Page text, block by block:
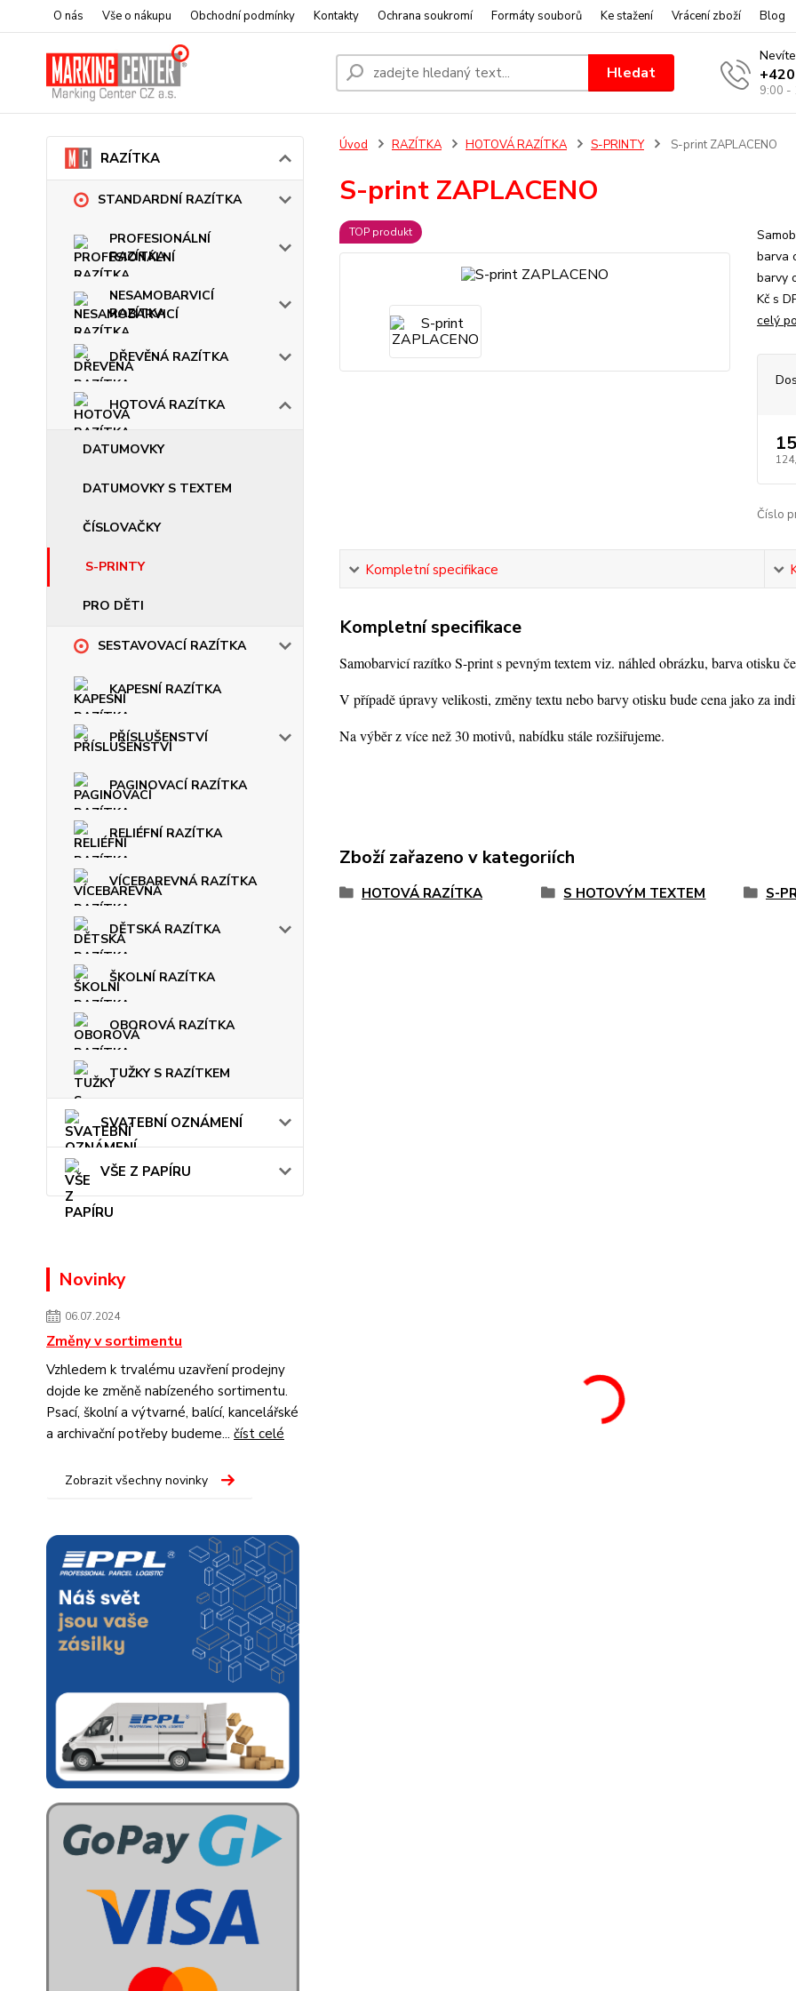
O nás Vše o nákupu Obchodní podmínky Kontakty Ochrana soukromí Formáty souborů Ke stažení Vrácení zboží Blog
Hledat
9:00 -
RAZÍTKA
STANDARDNÍ RAZÍTKA
PROFESIONÁLNÍ
RAZÍTKA
NESAMOBARVICÍ
RAZÍTKA
DŘEVĚNÁ RAZÍTKA
HOTOVÁ RAZÍTKA
DATUMOVKY
DATUMOVKY S TEXTEM
ČÍSLOVAČKY
S-PRINTY
PRO DĚTI
SESTAVOVACÍ RAZÍTKA
KAPESNÍ RAZÍTKA
PŘÍSLUŠENSTVÍ
PAGINOVACÍ RAZÍTKA
RELIÉFNÍ RAZÍTKA
VÍCEBAREVNÁ RAZÍTKA
DĚTSKÁ RAZÍTKA
ŠKOLNÍ RAZÍTKA
OBOROVÁ RAZÍTKA
TUŽKY S RAZÍTKEM
SVATEBNÍ OZNÁMENÍ
VŠE Z PAPÍRU
Novinky
06.07.2024
Změny v sortimentu
Vzhledem k trvalému uzavření prodejny
dojde ke změně nabízeného sortimentu.
Psací, školní a výtvarné, balící, kancelářské
a archivační potřeby budeme... číst celé
Zobrazit všechny novinky
Úvod RAZÍTKA HOTOVÁ RAZÍTKA S-PRINTY S-print ZAPLACENO
S-print ZAPLACENO
TOP produkt
barva
barvy
Kč s
celý
Číslo
Kompletní specifikace
Kompletní specifikace
Samobarvicí razítko S-print s pevným textem viz. náhled obrázku, barva otisku
V případě úpravy velikosti, změny textu nebo barvy otisku bude cena jako za
Na výběr z více než 30 motivů, nabídku stále rozšiřujeme.
Zboží zařazeno v kategoriích
HOTOVÁ RAZÍTKA S HOTOVÝM TEXTEM S-